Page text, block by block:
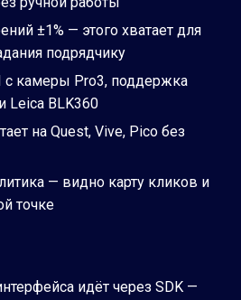
±1% — этого хватает для
подрядчику
камеры Pro3, поддержка
Leica BLK360
на Quest, Vive, Pico без
— видно карту кликов и
точке
идёт через SDK —